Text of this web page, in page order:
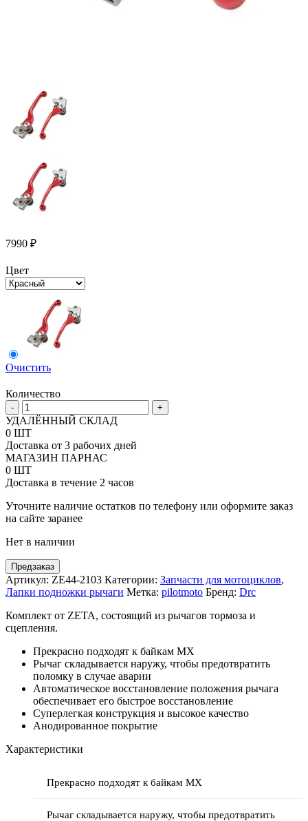
7990 ₽
Цвет
Очистить
Количество
-
Количество
товара
Комплект
откидных
рычагов
Zeta
под
Suzuki
красный
+
УДАЛЁННЫЙ СКЛАД
0 ШТ
Доставка от 3 рабочих дней
МАГАЗИН ПАРНАС
0 ШТ
Доставка в течение 2 часов
Уточните наличие остатков по телефону или оформите заказ
на сайте заранее
Нет в наличии
Предзаказ
Артикул: ZE44-2103 Категории: Запчасти для мотоциклов,
Лапки подножки рычаги Метка: pilotmoto Бренд: Drc
Комплект от ZETA, состоящий из рычагов тормоза и
сцепления.
Прекрасно подходят к байкам MX
Рычаг складывается наружу, чтобы предотвратить
поломку в случае аварии
Автоматическое восстановление положения рычага
обеспечивает его быстрое восстановление
Суперлегкая конструкция и высокое качество
Анодированное покрытие
Характеристики
Прекрасно подходят к байкам MX
Рычаг складывается наружу, чтобы предотвратить